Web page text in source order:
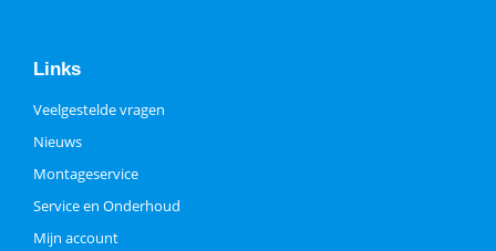
Links
Veelgestelde vragen
Nieuws
Montageservice
Service en Onderhoud
Mijn account